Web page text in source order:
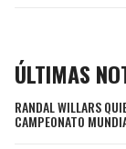
MLS
COPA
CHARGERS
RAVENS
PISTONS
PACERS
ÚLTIMAS
RANDAL WILLARS
CAMPEONATO